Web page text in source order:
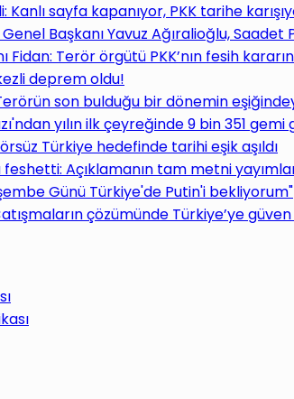
Kanlı sayfa kapanıyor, PKK tarihe
Başkanı Yavuz Ağıralioğlu, Saadet
Fidan: Terör örgütü PKK’nın fesih
deprem oldu!
son bulduğu bir dönemin
yılın ilk çeyreğinde 9 bin 351 gemi
Türkiye hedefinde tarihi eşik aşıldı
feshetti: Açıklamanın tam metni
Günü Türkiye'de Putin'i bekliyorum"
çözümünde Türkiye’ye